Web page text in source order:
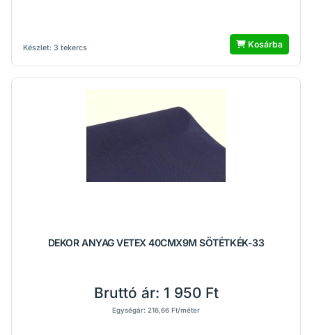
Készlet: 3 tekercs Kosárba
DEKOR ANYAG VETEX 40CMX9M SÖTÉTKÉK-33
Bruttó ár: 1 950 Ft
Egységár: 216,66 Ft/méter